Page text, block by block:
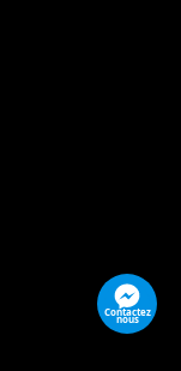
Contactez
nous